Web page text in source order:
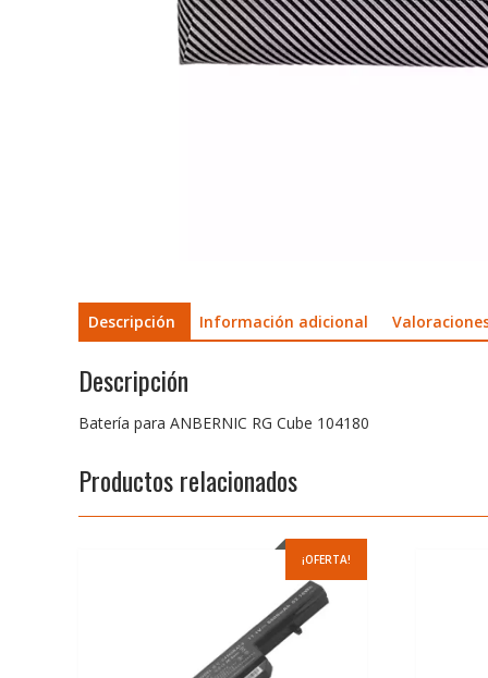
Descripción Información adicional
Descripción
Batería para ANBERNIC RG Cube 104180
Productos relacionados
¡OFERTA!